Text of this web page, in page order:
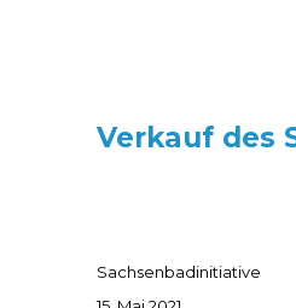
Verkauf des
Autor
Sachsenbadinitiative